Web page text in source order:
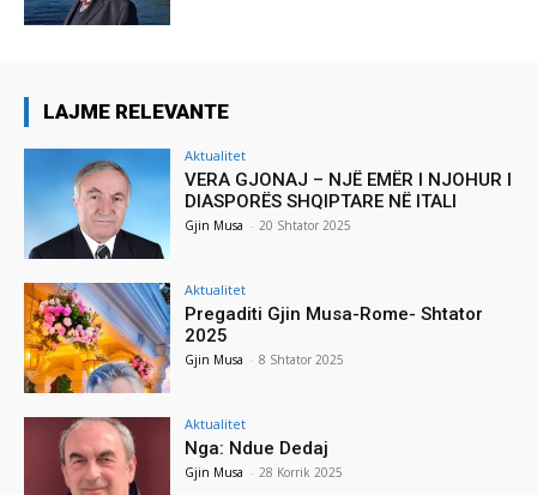
LAJME RELEVANTE
Aktualitet
VERA GJONAJ – NJË EMËR I NJOHUR I
DIASPORËS SHQIPTARE NË ITALI
Gjin Musa - 20 Shtator 2025
Aktualitet
Pregaditi Gjin Musa-Rome- Shtator
2025
Gjin Musa - 8 Shtator 2025
Aktualitet
Nga: Ndue Dedaj
Gjin Musa - 28 Korrik 2025